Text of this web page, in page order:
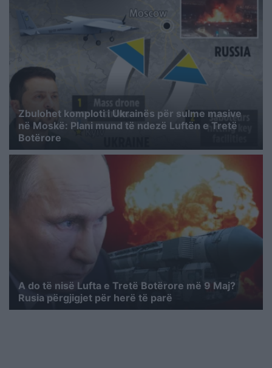
Zbulohet komploti i Ukrainës për sulme masive
në Moskë: Plani mund të ndezë Luftën e Tretë
Botërore
A do të nisë Lufta e Tretë Botërore më 9 Maj?
Rusia përgjigjet për herë të parë